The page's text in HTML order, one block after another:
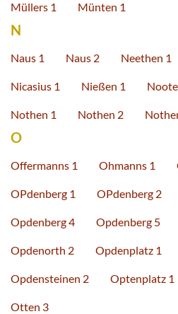
Müllers 1 Münten 1
N
Naus 1 Naus 2 Neethen 1
Nicasius 1 Nießen 1
Nothen 1 Nothen 2
O
Offermanns 1 Ohmanns 1
OPdenberg 1 OPdenberg 2
Opdenberg 4 Opdenberg 5
Opdenorth 2 Opdenplatz 1
Opdensteinen 2 Optenplatz 1
Otten 3